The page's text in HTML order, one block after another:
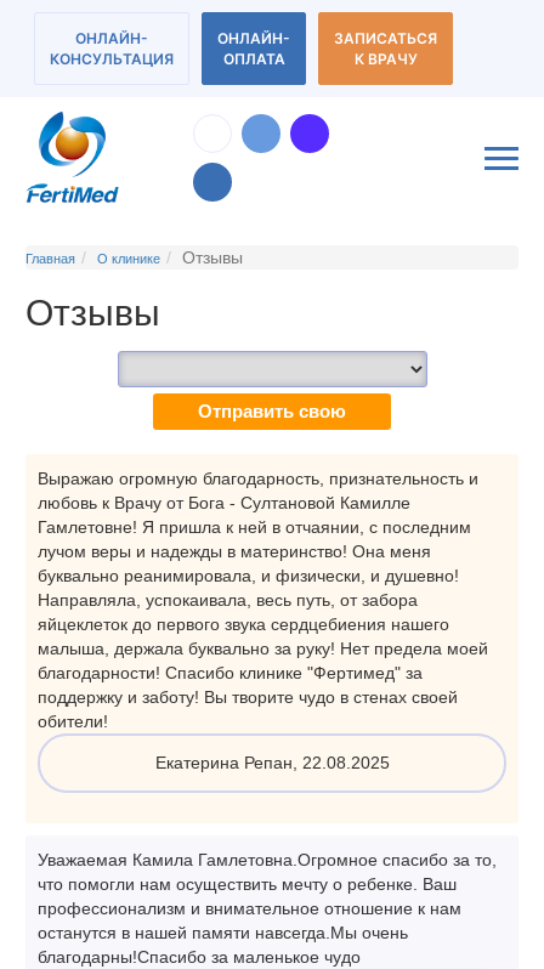
ОНЛАЙН-
КОНСУЛЬТАЦИЯ
ОНЛАЙН-
ОПЛАТА
ЗАПИСАТЬСЯ
К ВРАЧУ
Главная О клинике Отзывы
Отзывы
Отправить свою
Выражаю огромную благодарность, признательность и
любовь к Врачу от Бога - Султановой Камилле
Гамлетовне! Я пришла к ней в отчаянии, с последним
лучом веры и надежды в материнство! Она меня
буквально реанимировала, и физически, и душевно!
Направляла, успокаивала, весь путь, от забора
яйцеклеток до первого звука сердцебиения нашего
малыша, держала буквально за руку! Нет предела моей
благодарности! Спасибо клинике "Фертимед" за
поддержку и заботу! Вы творите чудо в стенах своей
обители!
Екатерина Репан, 22.08.2025
Уважаемая Камила Гамлетовна.Огромное спасибо за то,
что помогли нам осуществить мечту о ребенке. Ваш
профессионализм и внимательное отношение к нам
останутся в нашей памяти навсегда.Мы очень
благодарны!Спасибо за маленькое чудо